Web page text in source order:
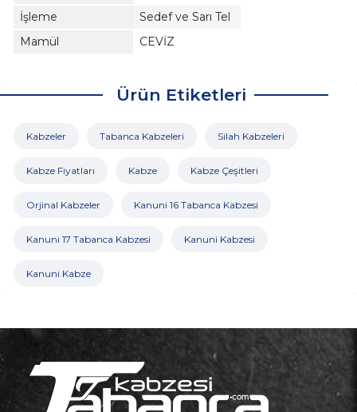
İşleme
Sedef ve Sarı Tel
Mamül
CEVİZ
Ürün Etiketleri
Kabzeler Tabanca Kabzeleri Silah Kabzeleri
Kabze Fiyatları Kabze Kabze Çeşitleri
Orjinal Kabzeler Kanuni 16 Tabanca Kabzesi
Kanuni 17 Tabanca Kabzesi Kanuni Kabzesi
Kanuni Kabze